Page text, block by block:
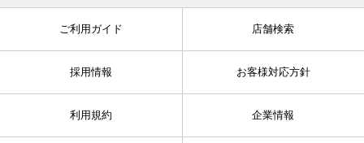
ご利用ガイド 店舗検索
採用情報 お客様対応方針
利用規約 企業情報